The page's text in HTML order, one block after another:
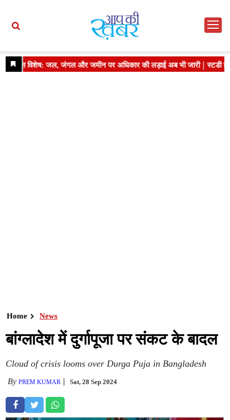
Home News
बांग्लादेश में दुर्गापूजा पर संकट के बादल
Cloud of crisis looms over Durga Puja in Bangladesh
ByPREM KUMAR Sat, 28 Sep 2024